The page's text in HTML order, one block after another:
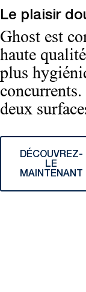
Le plaisir
Ghost est
haute
plus
deux
DÉCOUVREZ-
LE
MAINTENANT